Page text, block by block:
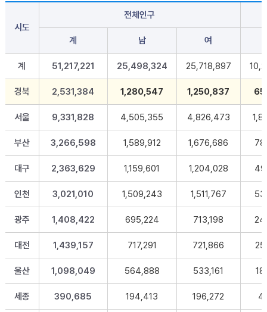
시도
전체인구
계 남 여
계 51,217,221 25,498,324 25,718,897
경북 2,531,384 1,280,547 1,250,837
서울 9,331,828 4,505,355 4,826,473
부산 3,266,598 1,589,912 1,676,686
대구 2,363,629 1,159,601 1,204,028
인천 3,021,010 1,509,243 1,511,767
광주 1,408,422 695,224 713,198
대전 1,439,157 717,291 721,866
울산 1,098,049 564,888 533,161
세종 390,685 194,413 196,272